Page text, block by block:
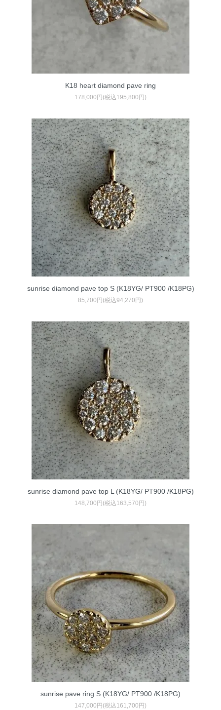
K18 heart diamond pave ring
178,000円(税込195,800円)
sunrise diamond pave top S (K18YG/ PT900 /K18PG)
85,700円(税込94,270円)
sunrise diamond pave top L (K18YG/ PT900 /K18PG)
148,700円(税込163,570円)
sunrise pave ring S (K18YG/ PT900 /K18PG)
147,000円(税込161,700円)